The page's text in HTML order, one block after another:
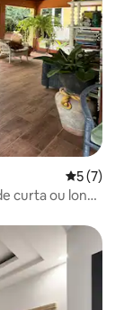
5 de
5 (7)
curta ou longa